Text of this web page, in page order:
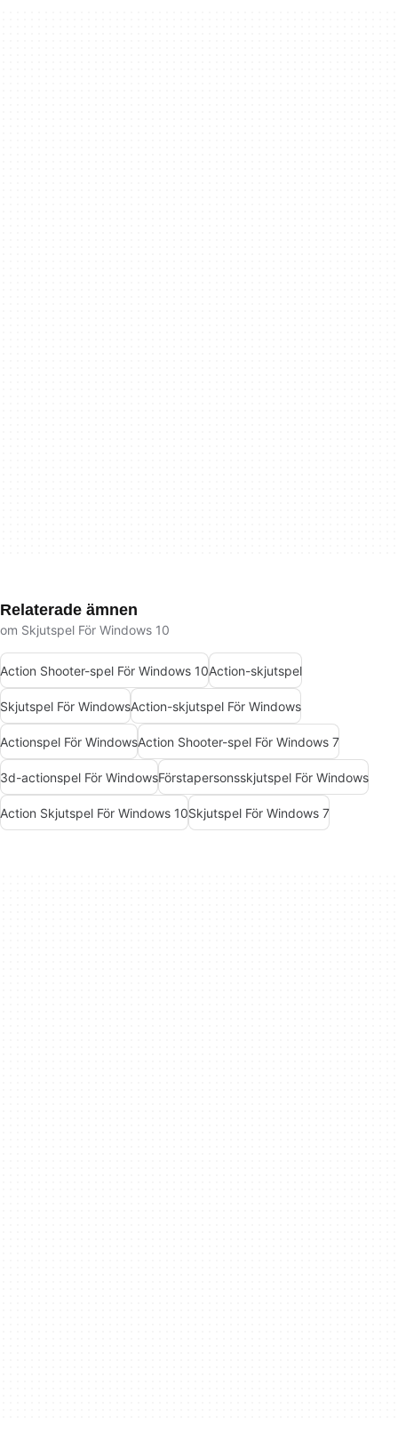
Relaterade ämnen
om Skjutspel För Windows 10
Action Shooter-spel För Windows 10Action-skjutspel
Skjutspel För WindowsAction-skjutspel För Windows
Actionspel För WindowsAction Shooter-spel För Windows 7
3d-actionspel För WindowsFörstapersonsskjutspel För Windows
Action Skjutspel För Windows 10Skjutspel För Windows 7